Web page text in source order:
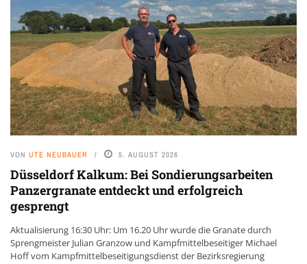
VON UTE NEUBAUER 5. AUGUST 2026
Düsseldorf Kalkum: Bei Sondierungsarbeiten
Panzergranate entdeckt und erfolgreich
gesprengt
Aktualisierung 16:30 Uhr: Um 16.20 Uhr wurde die Granate durch
Sprengmeister Julian Granzow und Kampfmittelbeseitiger Michael
Hoff vom Kampfmittelbeseitigungsdienst der Bezirksregierung